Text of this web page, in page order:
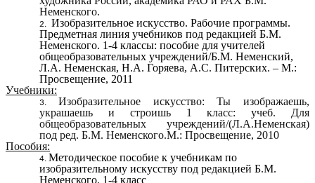
Неменского.
Изобразительное искусство. Рабочие программы.
Предметная линия учебников под редакцией Б.М.
Неменского. 1-4 классы: пособие для учителей
общеобразовательных учреждений/Б.М. Неменский,
Л.А. Неменская, Н.А. Горяева, А.С. Питерских. – М.:
Просвещение, 2011
Учебники:
Изобразительное искусство: Ты изображаешь,
украшаешь и строишь 1 класс: учеб. Для
общеобразовательных учреждений/(Л.А.Неменская)
под ред. Б.М. Неменского.М.: Просвещение, 2010
Пособия:
Методическое пособие к учебникам по
изобразительному искусству под редакцией Б.М.
Неменского. 1-4 класс